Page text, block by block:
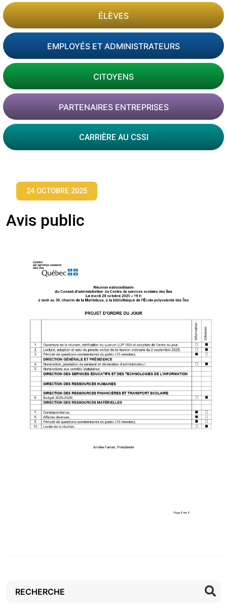
ÉLÈVES
EMPLOYÉS ET ADMINISTRATEURS
CITOYENS
PARTENAIRES ENTREPRISES
CARRIÈRE AU CSSI
24 OCTOBRE 2025
Avis public